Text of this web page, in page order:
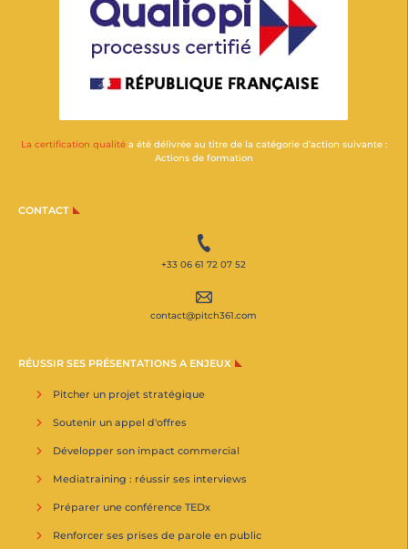
La certification qualitéa été délivrée au titre de la catégorie d’action suivante :
Actions de formation
CONTACT
+33 06 61 72 07 52
contact@pitch361.com
RÉUSSIR SES PRÉSENTATIONS A ENJEUX
Pitcher un projet stratégique
Soutenir un appel d'offres
Développer son impact commercial
Mediatraining : réussir ses interviews
Préparer une conférence TEDx
Renforcer ses prises de parole en public